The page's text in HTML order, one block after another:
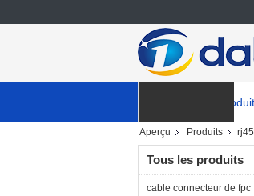
NOUVELLES
Aperçu Produits
Tous les produits
cable connecteur de fpc